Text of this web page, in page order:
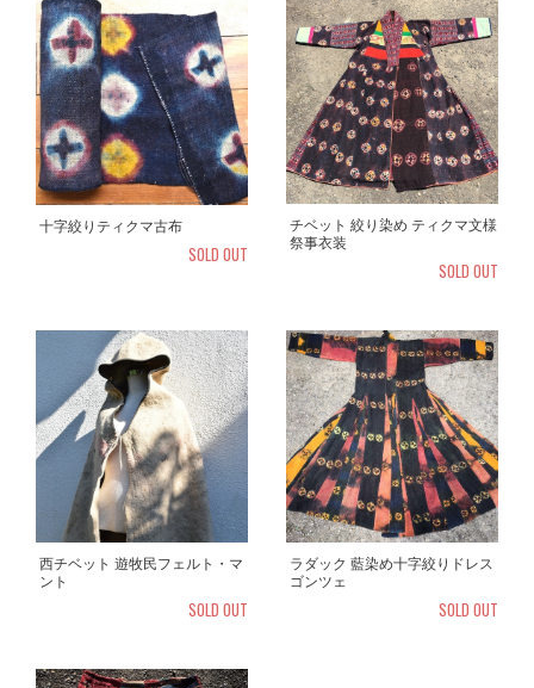
十字絞りティクマ古布
SOLD OUT
チベット 絞り染め ティクマ文様
祭事衣装
SOLD OUT
西チベット 遊牧民フェルト・マ
ント
SOLD OUT
ラダック 藍染め十字絞りドレス
ゴンツェ
SOLD OUT